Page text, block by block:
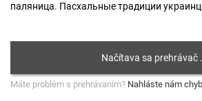
паляница. Пасхальные традиции
Máte problém s prehrávaním? Nahláste nám